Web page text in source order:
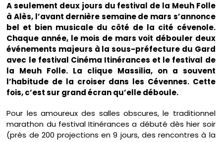
A seulement deux jours du festival de la Meuh Folle
à Alès, l’avant dernière semaine de mars s’annonce
bel et bien musicale du côté de la cité cévenole.
Chaque année, le mois de mars voit débouler deux
événements majeurs à la sous-préfecture du Gard
avec le festival Cinéma Itinérances et le festival de
la Meuh Folle. La clique Massilia, on a souvent
l’habitude de la croiser dans les Cévennes. Cette
fois, c’est sur grand écran qu’elle déboule.
Pour les amoureux des salles obscures, le traditionnel
marathon du festival Itinérances a débuté dès hier soir
(près de 200 projections en 9 jours, des rencontres à la